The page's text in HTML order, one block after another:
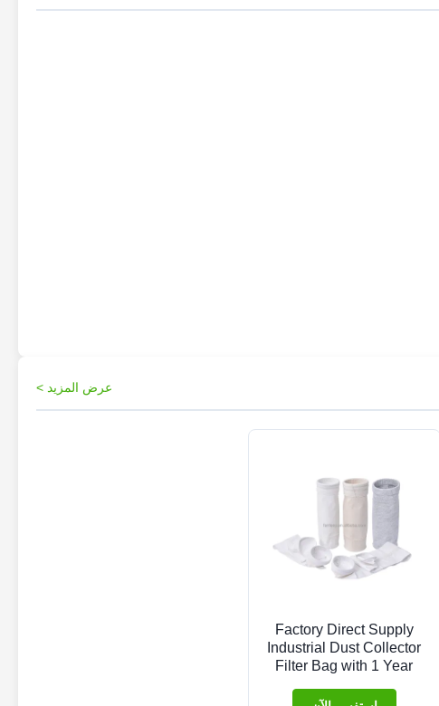
عرض المزيد >
Factory Direct Supply
Industrial Dust Collector
Filter Bag with 1 Year
Industry Dust Removal